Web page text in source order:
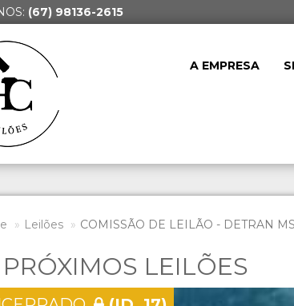
(67) 98136-2615
A EMPRESA
Leilões COMISSÃO DE LEILÃO - DETRAN
PRÓXIMOS LEILÕES